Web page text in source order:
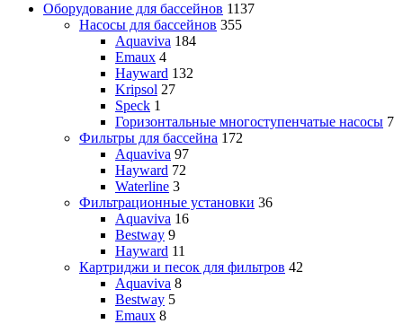
Оборудование для бассейнов 1137
Насосы для бассейнов 355
Aquaviva 184
Emaux 4
Hayward 132
Kripsol 27
Speck 1
Горизонтальные многоступенчатые насосы 7
Фильтры для бассейна 172
Aquaviva 97
Hayward 72
Waterline 3
Фильтрационные установки 36
Aquaviva 16
Bestway 9
Hayward 11
Картриджи и песок для фильтров 42
Aquaviva 8
Bestway 5
Emaux 8